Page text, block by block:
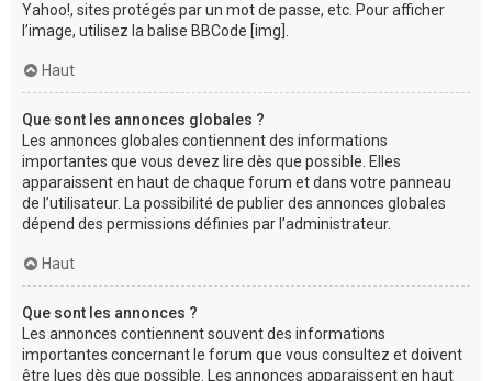
Yahoo!, sites protégés par un mot de passe, etc. Pour afficher
l’image, utilisez la balise BBCode [img].
Haut
Que sont les annonces globales ?
Les annonces globales contiennent des informations
importantes que vous devez lire dès que possible. Elles
apparaissent en haut de chaque forum et dans votre panneau
de l’utilisateur. La possibilité de publier des annonces globales
dépend des permissions définies par l’administrateur.
Haut
Que sont les annonces ?
Les annonces contiennent souvent des informations
importantes concernant le forum que vous consultez et doivent
être lues dès que possible. Les annonces apparaissent en haut